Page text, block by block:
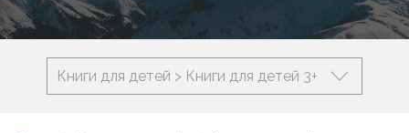
Книги для детей > Книги для детей 3+